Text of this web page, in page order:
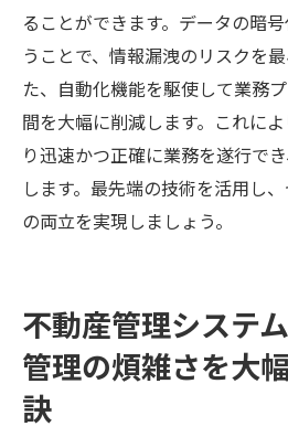
ることができます。データの暗
うことで、情報漏洩のリスクを
た、自動化機能を駆使して業務
間を大幅に削減します。これに
り迅速かつ正確に業務を遂行で
します。最先端の技術を活用し
の両立を実現しましょう。
不動産管理システ
管理の煩雑さを大
訣